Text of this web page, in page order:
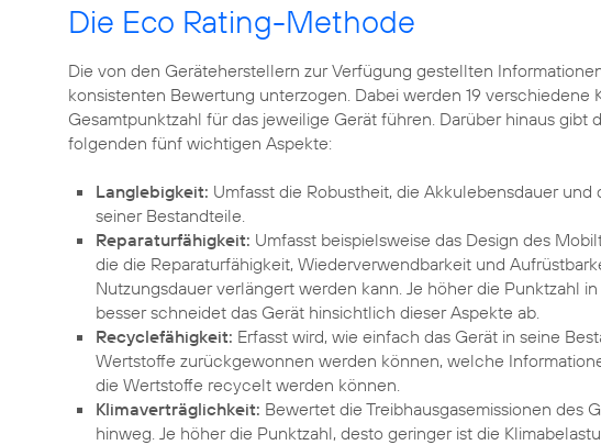
Die Eco Rating-Methode
Die von den Geräteherstellern zur Verfügung gestellten
konsistenten Bewertung unterzogen. Dabei werden 19 verschiedene
Gesamtpunktzahl für das jeweilige Gerät führen. Darüber hinaus gibt
folgenden fünf wichtigen Aspekte:
Langlebigkeit: Umfasst die Robustheit, die Akkulebensdauer
seiner Bestandteile.
Reparaturfähigkeit: Umfasst beispielsweise das Design des
die die Reparaturfähigkeit, Wiederverwendbarkeit und
Nutzungsdauer verlängert werden kann. Je höher die Punktzahl
besser schneidet das Gerät hinsichtlich dieser Aspekte ab.
Recyclefähigkeit: Erfasst wird, wie einfach das Gerät in seine
Wertstoffe zurückgewonnen werden können, welche
die Wertstoffe recycelt werden können.
Klimaverträglichkeit: Bewertet die Treibhausgasemissionen des
hinweg. Je höher die Punktzahl, desto geringer ist die